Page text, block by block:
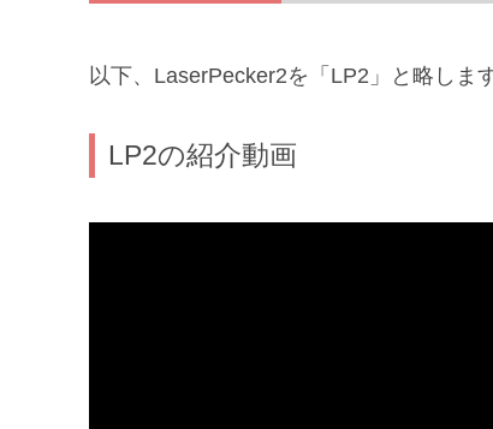
以下、LaserPecker2を「LP2」と略します
LP2の紹介動画